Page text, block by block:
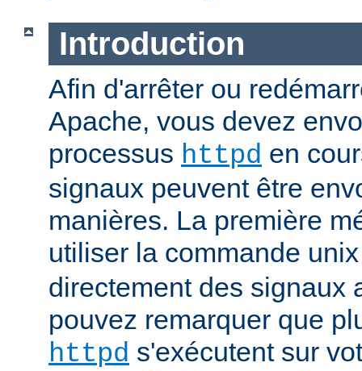
Introduction
Afin d'arrêter ou
Apache, vous devez
processus httpd en
signaux peuvent être
manières. La première
utiliser la commande
directement des signaux
pouvez remarquer que
httpd s'exécutent sur